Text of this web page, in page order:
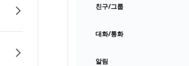
친구/그룹
대화/통화
알림